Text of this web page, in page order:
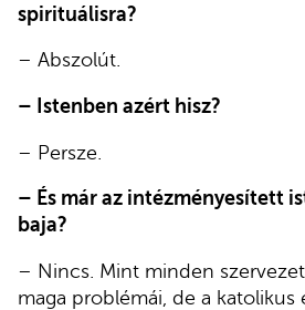
spirituálisra?
– Abszolút.
– Istenben azért hisz?
– Persze.
– És már az intézményesített
baja?
– Nincs. Mint minden
maga problémái, de a katolikus